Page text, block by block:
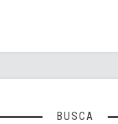
BUSCA